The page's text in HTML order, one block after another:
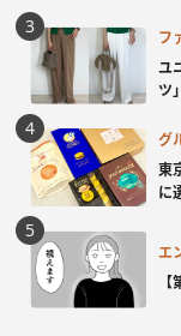
フ
ユ
ツ
グ
東
に
エ